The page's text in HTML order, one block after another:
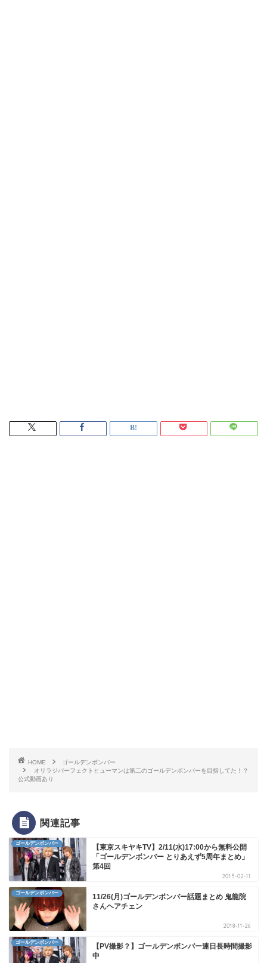
HOME
ゴールデンボンバー
オリラジパーフェクトヒューマンは第二のゴールデンボンバーを目指してた！？
公式動画あり
関連記事
ゴールデンボンバー
【東京スキヤキTV】2/11(水)17:00から無料公開
「ゴールデンボンバー とりあえず5周年まとめ」
第4回
2015-02-11
ゴールデンボンバー
11/26(月)ゴールデンボンバー話題まとめ 鬼龍院
さんヘアチェン
2018-11-26
ゴールデンボンバー
【PV撮影？】ゴールデンボンバー連日長時間撮影
中